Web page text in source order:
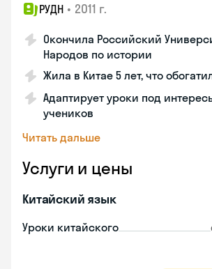
РУДН • 2011 г.
Окончила Российский
Народов по истории
Жила в Китае 5 лет, что
Адаптирует уроки под
учеников
Читать дальше
Услуги и цены
Китайский язык
Уроки китайского